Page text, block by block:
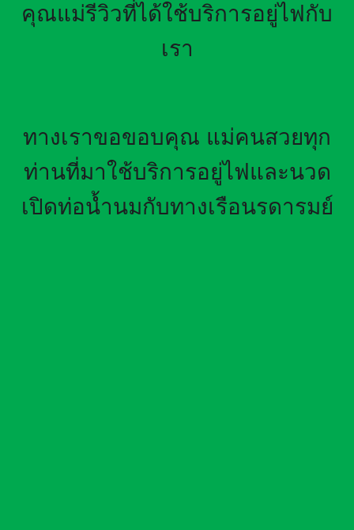
คุณแม่รีวิวที่ได้ใช้บริการอยู่ไฟกับ
เรา
ทางเราขอขอบคุณ แม่คนสวยทุก
ท่านที่มาใช้บริการอยู่ไฟและนวด
เปิดท่อน้ำนมกับทางเรือนรดารมย์